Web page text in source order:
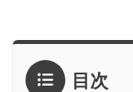
目次